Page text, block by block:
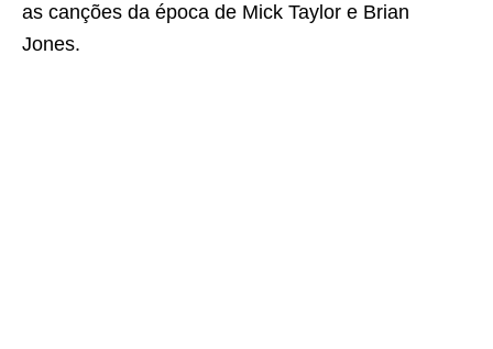
as canções da época de Mick Taylor e Brian
Jones.